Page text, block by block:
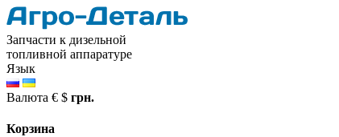
Запчасти к дизельной
топливной аппаратуре
Язык
Валюта € $ грн.
Корзина